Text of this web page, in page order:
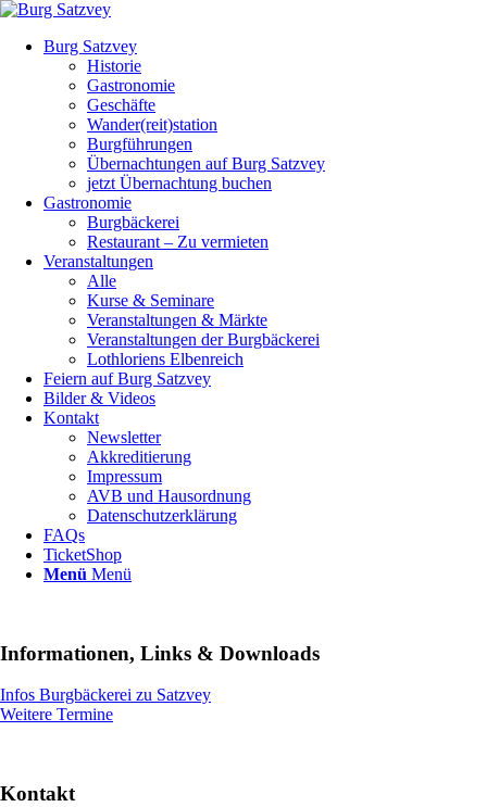
Burg Satzvey
Historie
Gastronomie
Geschäfte
Wander(reit)station
Burgführungen
Übernachtungen auf Burg Satzvey
jetzt Übernachtung buchen
Gastronomie
Burgbäckerei
Restaurant – Zu vermieten
Veranstaltungen
Alle
Kurse & Seminare
Veranstaltungen & Märkte
Veranstaltungen der Burgbäckerei
Lothloriens Elbenreich
Feiern auf Burg Satzvey
Bilder & Videos
Kontakt
Newsletter
Akkreditierung
Impressum
AVB und Hausordnung
Datenschutzerklärung
FAQs
TicketShop
Menü Menü
Informationen, Links & Downloads
Infos Burgbäckerei zu Satzvey
Weitere Termine
Kontakt